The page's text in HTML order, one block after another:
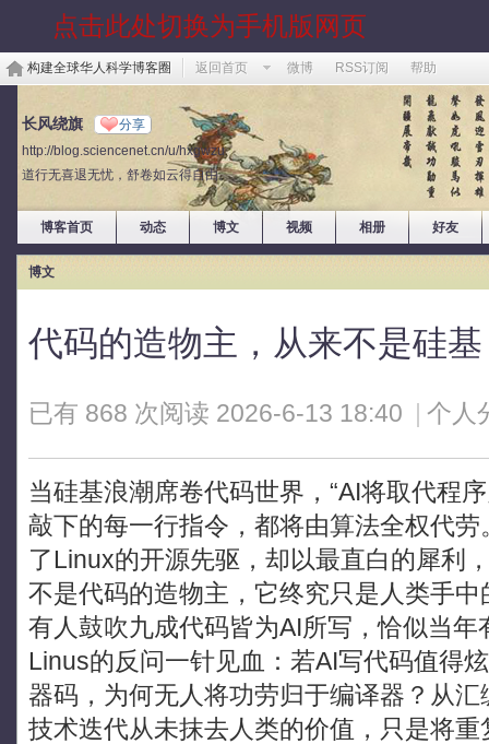
点击此处切换为手机版网页
构建全球华人科学博客圈 返回首页 微博 RSS订阅 帮助
长风绕旗 分享
http://blog.sciencenet.cn/u/hxgwzu
道行无喜退无忧，舒卷如云得自由。
博客首页 动态 博文 视频 相册 好友
博文
代码的造物主，从来不是硅基
已有 868 次阅读 2026-6-13 18:40 个人
当硅基浪潮席卷代码世界，“AI将取代程
敲下的每一行指令，都将由算法全权代
了Linux的开源先驱，却以最直白的犀
不是代码的造物主，它终究只是人类手中
有人鼓吹九成代码皆为AI所写，恰似当
Linus的反问一针见血：若AI写代码值得
器码，为何无人将功劳归于编译器？从
技术迭代从未抹去人类的价值，只是将